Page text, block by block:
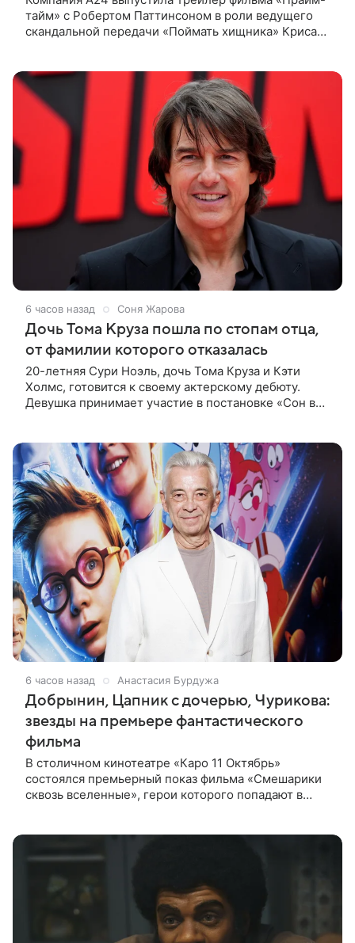
тайм» с Робертом Паттинсоном в роли ведущего
скандальной передачи «Поймать хищника» Криса
6 часов назад Соня Жарова
Дочь Тома Круза пошла по стопам отца,
от фамилии которого отказалась
20-летняя Сури Ноэль, дочь Тома Круза и Кэти
Холмс, готовится к своему актерскому дебюту.
Девушка принимает участие в постановке «Сон в
6 часов назад Анастасия Бурдужа
Добрынин, Цапник с дочерью, Чурикова:
звезды на премьере фантастического
фильма
В столичном кинотеатре «Каро 11 Октябрь»
состоялся премьерный показ фильма «Смешарики
сквозь вселенные», герои которого попадают в